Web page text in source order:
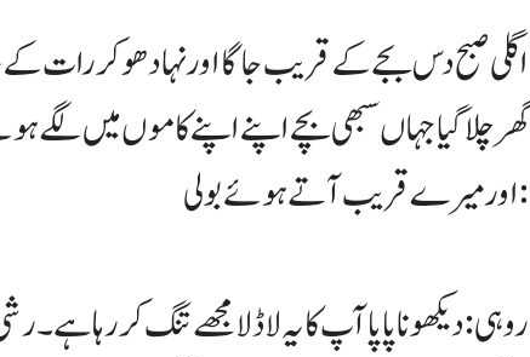
اگلی صبح دس بجے کے قریب جاگا اور نہا دھو کر رات کے
گھر چلا گیا جہاں سبھی بچے اپنے اپنے کاموں میں لگے
اور میرے قریب آتے ہوئے بولی:
روہی: دیکھو نا پاپا آپ کا یہ لاڈلا مجھے تنگ کر رہا ہے۔